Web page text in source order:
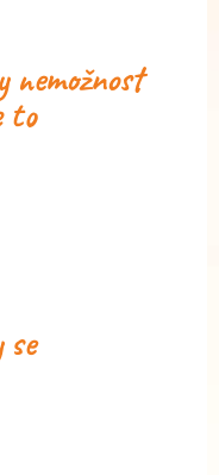
nemožnost
to